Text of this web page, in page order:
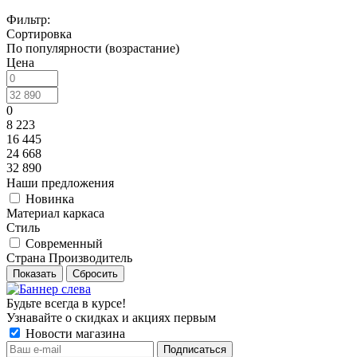
Фильтр:
Сортировка
По популярности (возрастание)
Цена
0
8 223
16 445
24 668
32 890
Наши предложения
Новинка
Материал каркаса
Стиль
Современный
Страна Производитель
Показать Сбросить
Будьте всегда в курсе!
Узнавайте о скидках и акциях первым
Новости магазина